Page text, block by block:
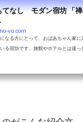
てなし モダン宿坊 「禅
yu.com
なる方にとって、おばあちゃん家に
る宿坊です。旅館やホテルとは違っ